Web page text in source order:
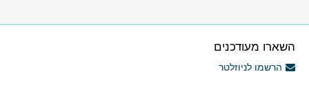
השארו מעודכנים
הרשמו לניוזלטר